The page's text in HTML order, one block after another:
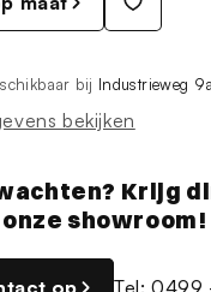
bij Industrieweg 9a
bekijken
Krijg
showroom!
op Tel:0499